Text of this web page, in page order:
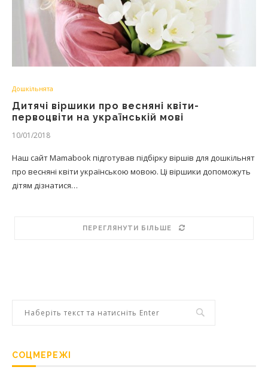
Дошкільнята
Дитячі віршики про весняні квіти-
первоцвіти на українській мові
10/01/2018
Наш сайт Mamabook підготував підбірку віршів для дошкільнят
про весняні квіти українською мовою. Ці віршики допоможуть
дітям дізнатися…
ПЕРЕГЛЯНУТИ БІЛЬШЕ
СОЦМЕРЕЖІ